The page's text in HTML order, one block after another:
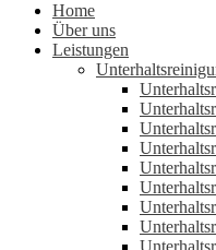
Home
Über uns
Leistungen